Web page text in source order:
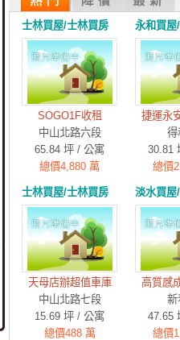
士林買屋/士林買房
SOGO1F收租
中山北路六段
65.84 坪 / 公寓
總價4,880 萬
永和買屋
捷運永
得
30.81
總價
士林買屋/士林買房
天母店辦超值車庫
中山北路七段
15.69 坪 / 公寓
總價488萬
淡水買屋
高質感
新
47.65
總價